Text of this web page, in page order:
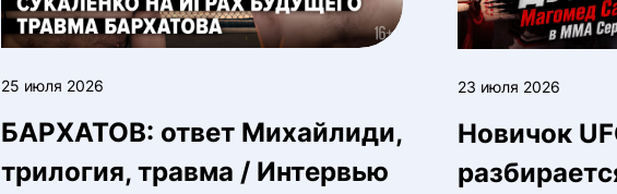
25 июля 2026
БАРХАТОВ: ответ Михайлиди,
трилогия, травма / Интервью
23 июля 2026
Новичок